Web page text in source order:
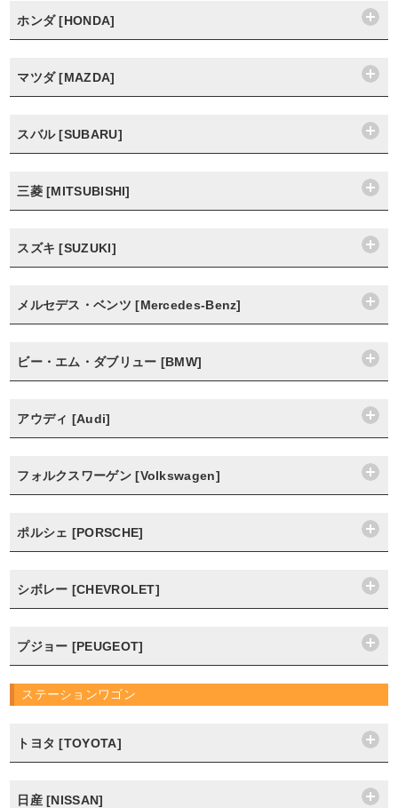
ホンダ [HONDA]
マツダ [MAZDA]
スバル [SUBARU]
三菱 [MITSUBISHI]
スズキ [SUZUKI]
メルセデス・ベンツ [Mercedes-Benz]
ビー・エム・ダブリュー [BMW]
アウディ [Audi]
フォルクスワーゲン [Volkswagen]
ポルシェ [PORSCHE]
シボレー [CHEVROLET]
プジョー [PEUGEOT]
ステーションワゴン
トヨタ [TOYOTA]
日産 [NISSAN]